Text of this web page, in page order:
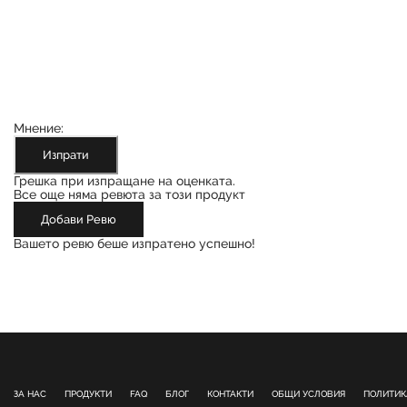
Мнение:
Изпрати
Грешка при изпращане на оценката.
Все още няма ревюта за този продукт
Добави Ревю
Вашето ревю беше изпратено успешно!
ЗА НАС ПРОДУКТИ FAQ БЛОГ КОНТАКТИ ОБЩИ УСЛОВИЯ